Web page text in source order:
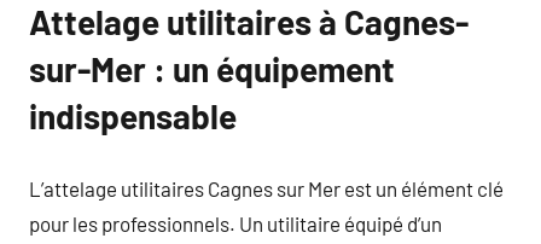
Attelage utilitaires à Cagnes-
sur-Mer : un équipement
indispensable
L’attelage utilitaires Cagnes sur Mer est un élément clé
pour les professionnels. Un utilitaire équipé d’un